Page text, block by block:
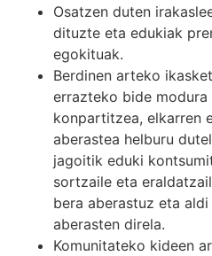
Osatzen duten
dituzte eta edukiak
egokituak.
Berdinen arteko
errazteko bide modura
konpartitzea, elkarren
aberastea helburu
jagoitik eduki
sortzaile eta
bera aberastuz eta
aberasten direla.
Komunitateko kideen